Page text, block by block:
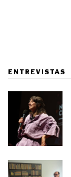
ENTREVISTAS